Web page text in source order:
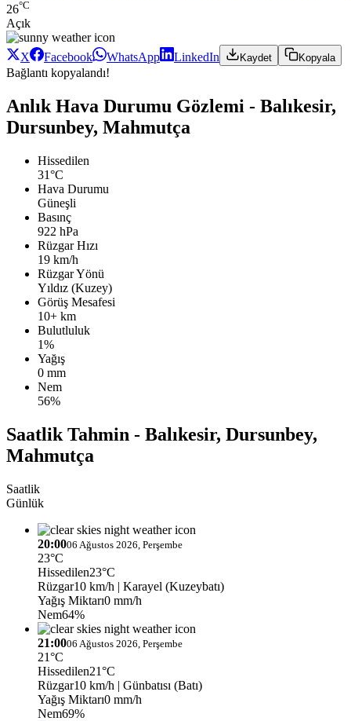
26°C
Açık
X Facebook WhatsApp LinkedIn Kaydet Kopyala
Bağlantı kopyalandı!
Anlık Hava Durumu Gözlemi - Balıkesir,
Dursunbey, Mahmutça
Hissedilen
31°C
Hava Durumu
Güneşli
Basınç
922 hPa
Rüzgar Hızı
19 km/h
Rüzgar Yönü
Yıldız (Kuzey)
Görüş Mesafesi
10+ km
Bulutluluk
1%
Yağış
0 mm
Nem
56%
Saatlik Tahmin - Balıkesir, Dursunbey,
Mahmutça
Saatlik
Günlük
20:0006 Ağustos 2026, Perşembe
23°C
Hissedilen23°C
Rüzgar10 km/h | Karayel (Kuzeybatı)
Yağış Miktarı0 mm/h
Nem64%
21:0006 Ağustos 2026, Perşembe
21°C
Hissedilen21°C
Rüzgar10 km/h | Günbatısı (Batı)
Yağış Miktarı0 mm/h
Nem69%